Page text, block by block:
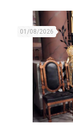
01/08/2026